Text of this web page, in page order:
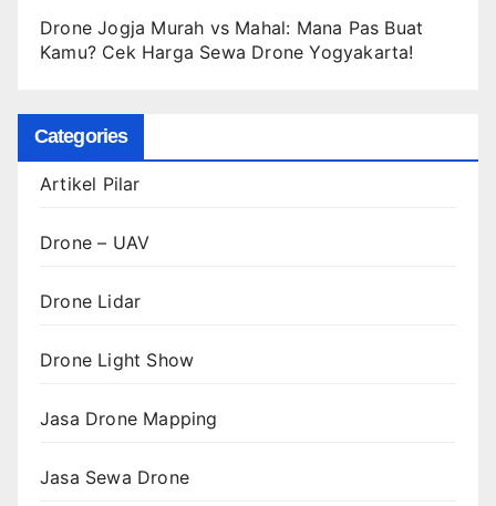
Drone Jogja Murah vs Mahal: Mana Pas Buat
Kamu? Cek Harga Sewa Drone Yogyakarta!
Categories
Artikel Pilar
Drone – UAV
Drone Lidar
Drone Light Show
Jasa Drone Mapping
Jasa Sewa Drone